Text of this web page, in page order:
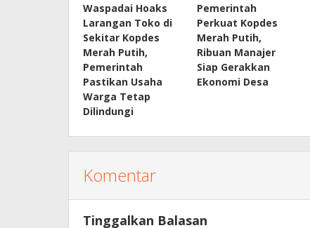
Waspadai Hoaks
Larangan Toko di
Sekitar Kopdes
Merah Putih,
Pemerintah
Pastikan Usaha
Warga Tetap
Dilindungi
Pemerintah
Perkuat Kopdes
Merah Putih,
Ribuan Manajer
Siap Gerakkan
Ekonomi Desa
Komentar
Tinggalkan Balasan